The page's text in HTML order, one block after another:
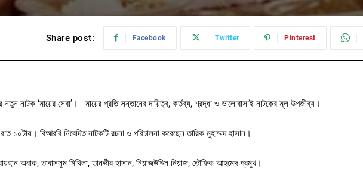
Share post: Facebook Twitter Pinterest
নতুন নাটক ‘মায়ের সেবা’। মায়ের প্রতি সন্তানের দায়িত্ব, কর্তব্য, শ্রদ্ধা ও ভালোবাসাই নাটকের মূল উপজীব্য।
১০টায়। বিআরবি নিবেদিত নাটকটি রচনা ও পরিচালনা করেছেন তারিক মুহাম্মদ হাসান।
অবাক, তাবাসসুম মিথিলা, তানভীর হাসান, নিয়াজউদ্দিন নিয়াজ, তৌফিক আহমেদ প্রমুখ।